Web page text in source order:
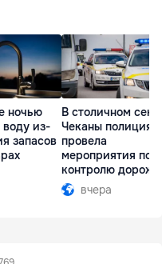
ночью
из-
запасов
В столичном
Чеканы полиция
провела
мероприятия по
контролю
движения
вчера